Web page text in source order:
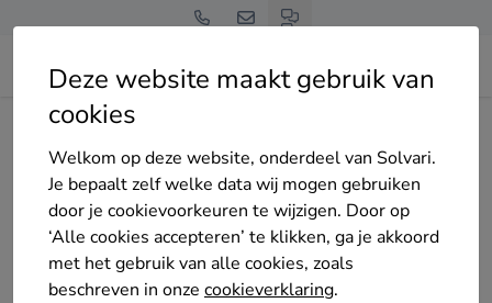
Deze website maakt gebruik van
cookies
Welkom op deze website, onderdeel van Solvari.
Je bepaalt zelf welke data wij mogen gebruiken
door je cookievoorkeuren te wijzigen. Door op
‘Alle cookies accepteren’ te klikken, ga je akkoord
met het gebruik van alle cookies, zoals
beschreven in onze cookieverklaring.
Home Kozijnen
Tot 4 offertes op maat
kozijnen monteurs in
Groningen